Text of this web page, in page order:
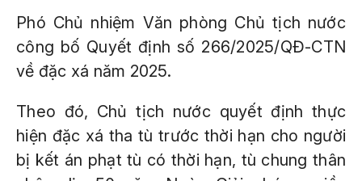
Phó Chủ nhiệm Văn phòng Chủ tịch nước
công bố Quyết định số 266/2025/QĐ-CTN
về đặc xá năm 2025.
Theo đó, Chủ tịch nước quyết định thực
hiện đặc xá tha tù trước thời hạn cho người
bị kết án phạt tù có thời hạn, tù chung thân